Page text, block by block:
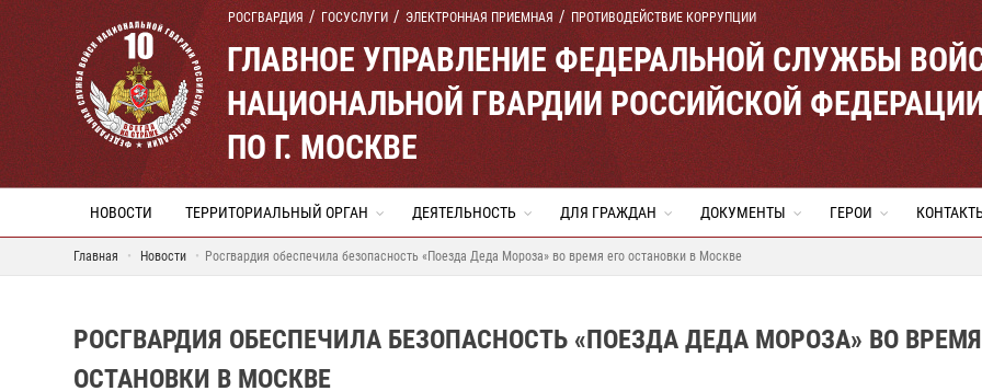
РОСГВАРДИЯ ГОСУСЛУГИ ЭЛЕКТРОННАЯ ПРИЕМНАЯ ПРОТИВОДЕЙСТВИЕ КОРРУПЦИИ
ГЛАВНОЕ УПРАВЛЕНИЕ ФЕДЕРАЛЬНОЙ СЛУЖБЫ
НАЦИОНАЛЬНОЙ ГВАРДИИ РОССИЙСКОЙ
ПО Г. МОСКВЕ
НОВОСТИ ТЕРРИТОРИАЛЬНЫЙ ОРГАН ДЕЯТЕЛЬНОСТЬ ДЛЯ ГРАЖДАН ДОКУМЕНТЫ ГЕРОИ
Главная Новости Росгвардия обеспечила безопасность «Поезда Деда Мороза» во время его остановки в Москве
РОСГВАРДИЯ ОБЕСПЕЧИЛА БЕЗОПАСНОСТЬ «ПОЕЗДА ДЕДА МОРОЗА» ВО
ОСТАНОВКИ В МОСКВЕ